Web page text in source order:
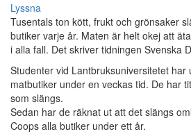
Lyssna
Tusentals ton kött, frukt och grönsaker
butiker varje år. Maten är helt okej att
i alla fall. Det skriver tidningen Svenska
Studenter vid Lantbruksuniversitetet har
matbutiker under en veckas tid. De har
som slängs.
Sedan har de räknat ut att det slängs
Coops alla butiker under ett år.